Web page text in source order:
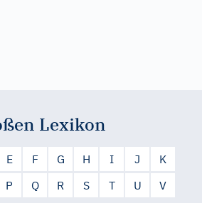
Lexikon
E F G H I J
K
P Q R S T U
V